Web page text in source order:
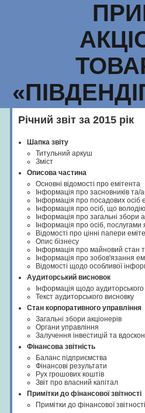
Річний звіт за 2015 рік
Шапка звіту
Титульний аркуш
Зміст
Описова частина
Основні відомості про емітента
Інформація про засновників та/
Інформація про посадових осіб
Інформація про осіб, що
Інформація про загальні збори
Інформація про осіб, послугами
Відомості про цінні папери
Опис бізнесу
Інформація про майновий стан
Інформація про зобов'язання
Відомості щодо особливої
Аудиторський висновок
Інформація щодо аудиторського
Текст аудиторського висновку
Стан корпоративного управління
Загальні збори акціонерів
Органи управління
Залучення інвестицій та
Фінансова звітність
Баланс підприємства
Фінансові результати
Рух грошових коштів
Звіт про власний капітал
Примітки до фінансової звітності
Примітки до фінансової